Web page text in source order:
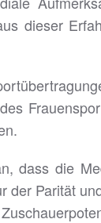
dieser
dass die
der Parität